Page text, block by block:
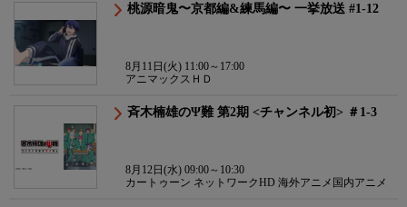
桃源暗鬼〜京都編&練馬編〜 一挙放送 #1-12
8月11日(火) 11:00～17:00
アニマックスＨＤ
斉木楠雄のΨ難 第2期 <チャンネル初> ＃1-3
8月12日(水) 09:00～10:30
カートゥーン ネットワークHD 海外アニメ国内アニメ